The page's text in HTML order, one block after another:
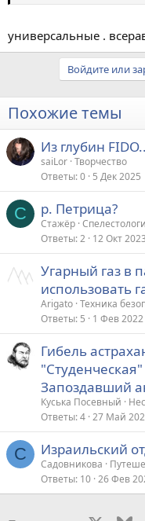
универсальные .
Войдите или
Похожие темы
Из глубин
saiLor Творчество
Ответы 0 5 Дек 2025
С р. Петрица?
Стажёр
Ответы 2 12 Окт 2023
Угарный газ в
использовать
Arigato Техника
Ответы 5 1 Фев 2022
Гибель
Запоздавший
Куська Посевный
Ответы 4 27 Май
С Израильский
Садовникова
Ответы 10 26 Фев